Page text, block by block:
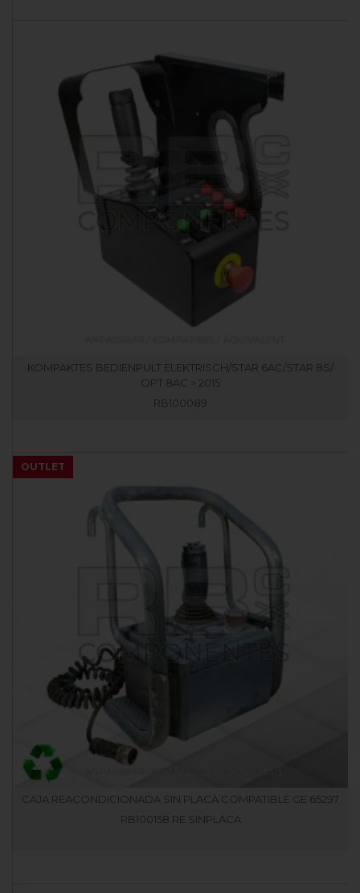
KOMPAKTES BEDIENPULT ELEKTRISCH/STAR 6AC/STAR 8S/
OPT 8AC > 2015
RB100089
OUTLET
CAJA REACONDICIONADA SIN PLACA COMPATIBLE GE 65297
RB100158.RE.SINPLACA